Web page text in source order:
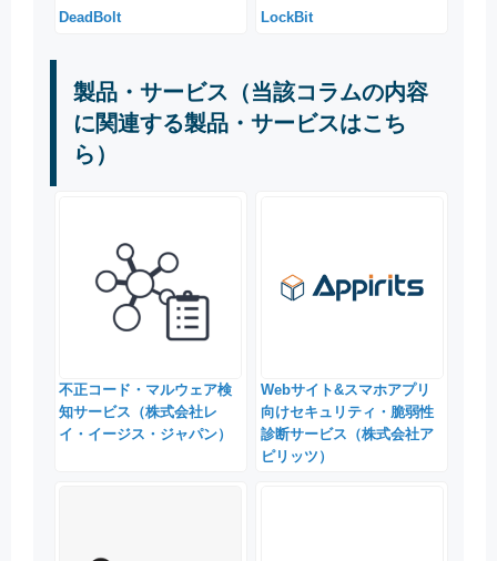
DeadBolt LockBit
製品・サービス（当該コラムの内容
に関連する製品・サービスはこち
ら）
不正コード・マルウェア検
知サービス（株式会社レ
イ・イージス・ジャパン）
Webサイト&スマホアプリ
向けセキュリティ・脆弱性
診断サービス（株式会社ア
ピリッツ）